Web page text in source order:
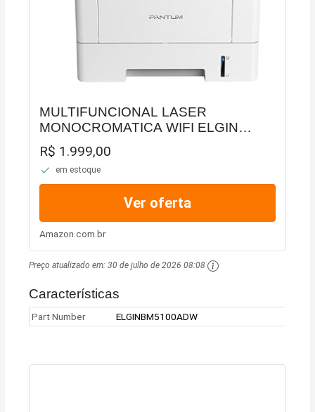
MULTIFUNCIONAL LASER
MONOCROMATICA WIFI ELGIN
PANTUM BM5100ADW 40PPM 127V
R$ 1.999,00
em estoque
Ver oferta
Amazon.com.br
Preço atualizado em:30 de julho de 2026 08:08
Características
Part Number ELGINBM5100ADW